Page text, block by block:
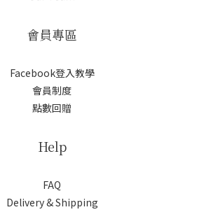
會員專區
Facebook登入教學
會員制度
點數回贈
Help
FAQ
Delivery & Shipping